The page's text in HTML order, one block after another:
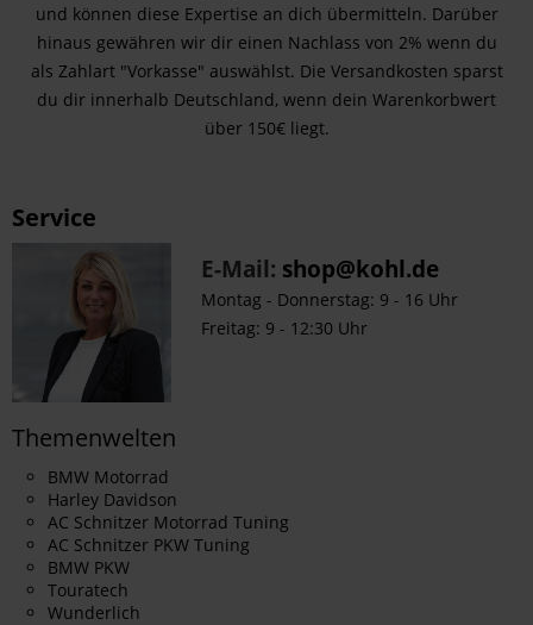
und können diese Expertise an dich übermitteln. Darüber
hinaus gewähren wir dir einen Nachlass von 2% wenn du
als Zahlart "Vorkasse" auswählst. Die Versandkosten sparst
du dir innerhalb Deutschland, wenn dein Warenkorbwert
über 150€ liegt.
Service
E-Mail: shop@kohl.de
Montag - Donnerstag: 9 - 16 Uhr
Freitag: 9 - 12:30 Uhr
Themenwelten
BMW Motorrad
Harley Davidson
AC Schnitzer Motorrad Tuning
AC Schnitzer PKW Tuning
BMW PKW
Touratech
Wunderlich